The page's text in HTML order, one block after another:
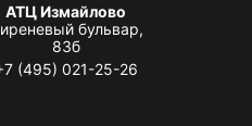
АТЦ Измайлово
бульвар,
83б
(495) 021-25-26